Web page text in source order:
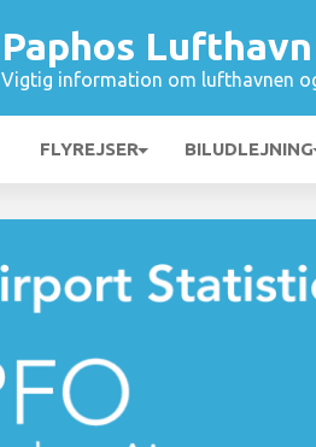
Paphos Lufthavn
Vigtig information om lufthavnen
FLYREJSER BILUDLEJNING